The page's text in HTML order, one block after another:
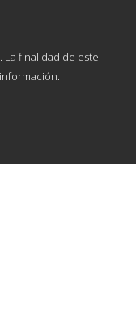
. La finalidad de este